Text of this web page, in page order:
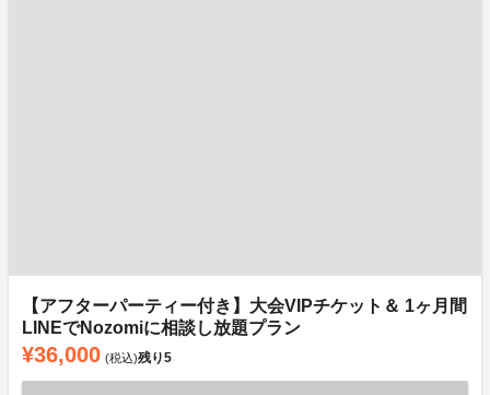
【アフターパーティー付き】大会VIPチケット＆ 1ヶ月間
LINEでNozomiに相談し放題プラン
¥36,000 (税込)残り5